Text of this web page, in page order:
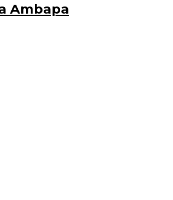
Ambapa